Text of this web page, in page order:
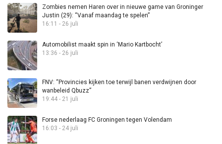
Zombies nemen Haren over in nieuwe game van Groninger
Justin (29): “Vanaf maandag te spelen”
16:11 - 26 juli
Automobilist maakt spin in ‘Mario Kartbocht’
13:36 - 26 juli
FNV: “Provincies kijken toe terwijl banen verdwijnen door
wanbeleid Qbuzz”
19:44 - 21 juli
Forse nederlaag FC Groningen tegen Volendam
16:03 - 24 juli